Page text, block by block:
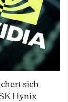
sich
Hynix